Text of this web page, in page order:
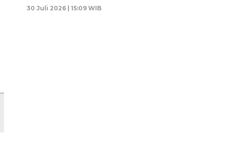
30 Juli 2026 | 15:09 WIB